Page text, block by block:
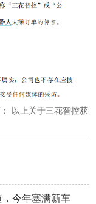
以上关于三花智控获
今年塞满新车